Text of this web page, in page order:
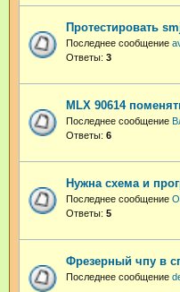
Протестировать
Последнее сообщение
Ответы: 3
MLX 90614
Последнее сообщение
Ответы: 6
Нужна схема и
Последнее сообщение
Ответы: 5
Фрезерный чпу в
Последнее сообщение